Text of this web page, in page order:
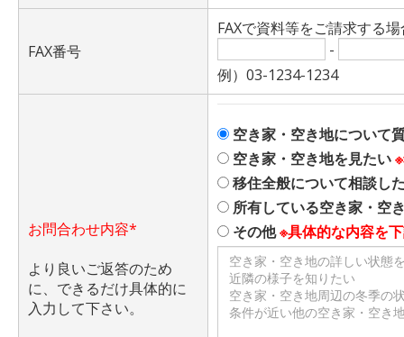
FAX番号
FAXで資料等をご請求する
-
例）03-1234-1234
お問合わせ内容*
より良いご返答のため
に、できるだけ具体的に
入力して下さい。
空き家・空き地について
空き家・空き地を見たい
移住全般について相談し
所有している空き家・空
その他※具体的な内容を